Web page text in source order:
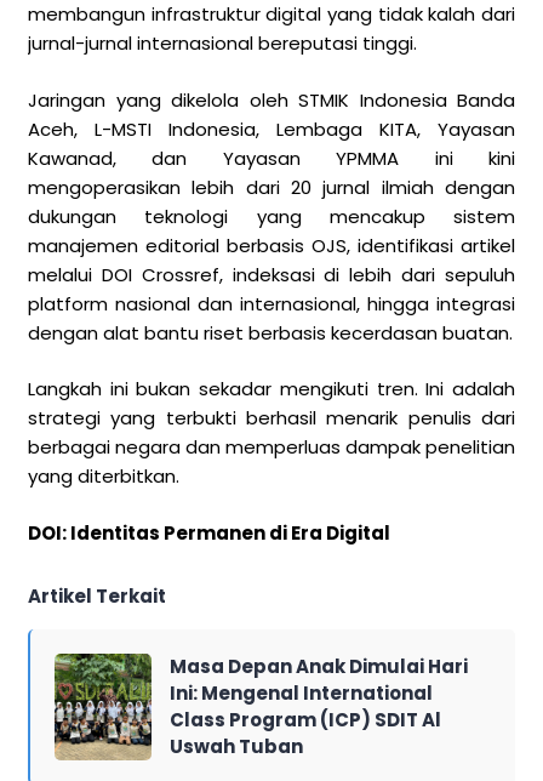
membangun infrastruktur digital yang tidak kalah dari
jurnal-jurnal internasional bereputasi tinggi.
Jaringan yang dikelola oleh STMIK Indonesia Banda
Aceh, L-MSTI Indonesia, Lembaga KITA, Yayasan
Kawanad, dan Yayasan YPMMA ini kini
mengoperasikan lebih dari 20 jurnal ilmiah dengan
dukungan teknologi yang mencakup sistem
manajemen editorial berbasis OJS, identifikasi artikel
melalui DOI Crossref, indeksasi di lebih dari sepuluh
platform nasional dan internasional, hingga integrasi
dengan alat bantu riset berbasis kecerdasan buatan.
Langkah ini bukan sekadar mengikuti tren. Ini adalah
strategi yang terbukti berhasil menarik penulis dari
berbagai negara dan memperluas dampak penelitian
yang diterbitkan.
DOI: Identitas Permanen di Era Digital
Artikel Terkait
Masa Depan Anak Dimulai Hari
Ini: Mengenal International
Class Program (ICP) SDIT Al
Uswah Tuban